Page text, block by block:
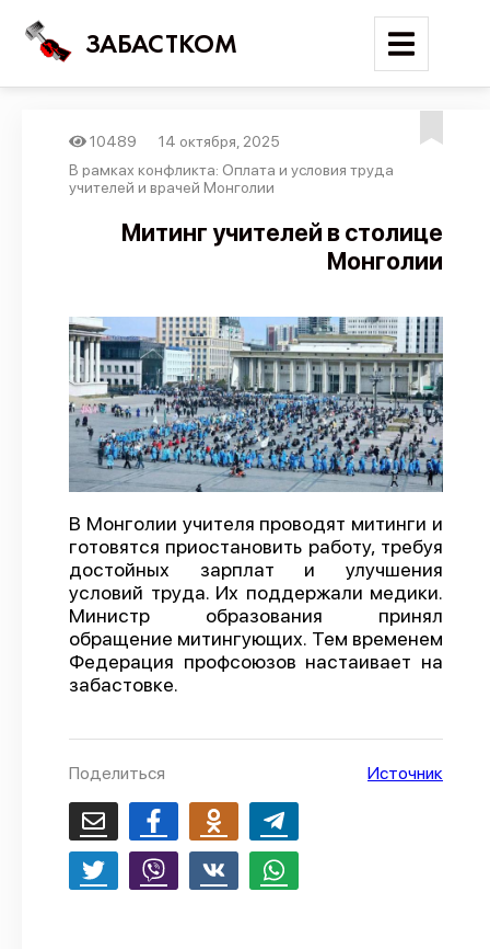
ЗАБАСТКОМ
Войти
Поиск
Трудовые конфликты
Отчеты
Предложить публикацию
Справочник
API
О проекте
Политика конфиденциальности
10489
14 октября, 2025
В рамках конфликта: Оплата и условия труда
учителей и врачей Монголии
Митинг учителей в столице
Монголии
В Монголии учителя проводят митинги и
готовятся приостановить работу, требуя
достойных зарплат и улучшения
условий труда. Их поддержали медики.
Министр образования принял
обращение митингующих. Тем временем
Федерация профсоюзов настаивает на
забастовке.
Поделиться Источник